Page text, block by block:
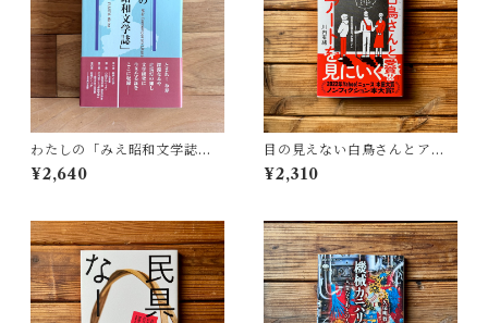
わたしの「みえ昭和文学誌」 |
藤田 明
¥2,640
目の見えない白鳥さんとアー
トを見にいく | 川内 有緒
¥2,310